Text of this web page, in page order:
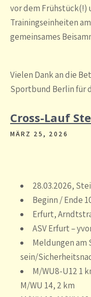
vor dem Frühstück(!)
Trainingseinheiten
gemeinsames
Vielen Dank an die
Sportbund Berlin für
Cross-Lauf
MÄRZ 25, 2026
28.03.2026,
Beginn / Ende
Erfurt,
ASV Erfurt –
Meldungen
sein/
M/WU8-U12 1
M/WU 14, 2 km